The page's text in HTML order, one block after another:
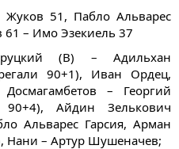
Жуков 51, Пабло Альварес
61 – Имо Эзекиель 37
(В) – Адильхан
90+1), Иван Ордец,
– Георгий
Айдин Зелькович
Альварес Гарсия, Арман
Нани – Артур Шушеначев;